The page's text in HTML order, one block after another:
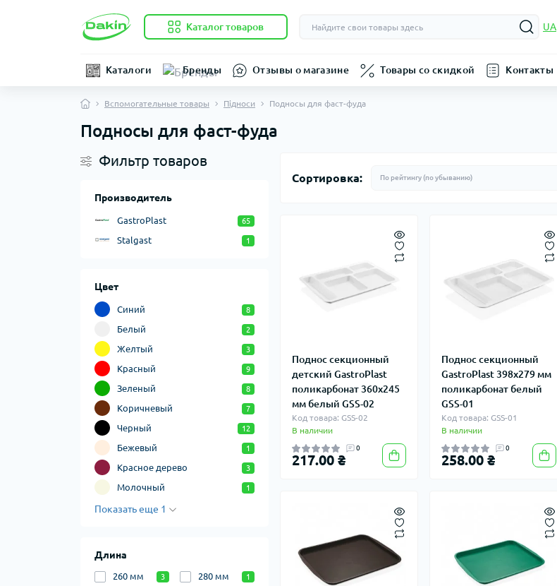
Каталог товаров UA
Каталоги Бренды Отзывы о магазине Товары со скидкой Контакты
Вспомогательные товары Підноси Подносы для фаст-фуда
Подносы для фаст-фуда
Фильтр товаров
Производитель
GastroPlast 65
Stalgast 1
Цвет
Синий 8
Белый 2
Желтый 3
Красный 9
Зеленый 8
Коричневый 7
Черный 12
Бежевый 1
Красное дерево 3
Молочный 1
Показать еще 1
Длина
260 мм 3 280 мм 1
Сортировка:
Поднос секционный
детский GastroPlast
поликарбонат 360х245
мм белый GSS-02
Код товара: GSS-02
В наличии
0
217.00 ₴
Поднос секционный
GastroPlast 398х279 мм
поликарбонат белый
GSS-01
Код товара: GSS-01
В наличии
0
258.00 ₴